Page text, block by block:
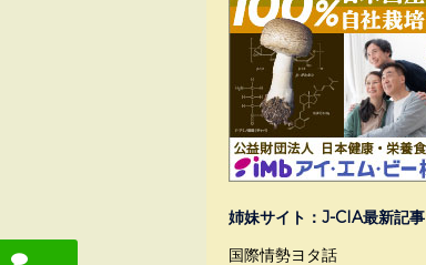
姉妹サイト：J-CIA最新記事
国際情勢ヨタ話